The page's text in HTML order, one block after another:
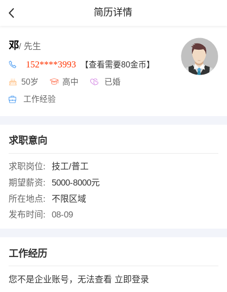
简历详情
邓/ 先生
152****3993 【查看需要80金币】
50岁 高中 已婚
工作经验
求职意向
求职岗位:
技工/普工
期望薪资:
5000-8000元
所在地点:
不限区域
发布时间:
08-09
工作经历
您不是企业账号，无法查看 立即登录